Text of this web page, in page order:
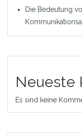
Die Bedeutung
Neueste
Es sind keine